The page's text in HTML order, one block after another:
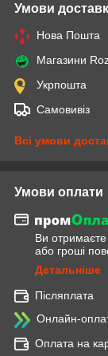
Умови
Нова Пошта
Магазини
Укрпошта
Самовивіз
Всі умови
Умови оплати
Ви
або гроші
Детальніше
Післяплата
Онлайн-
Оплата на